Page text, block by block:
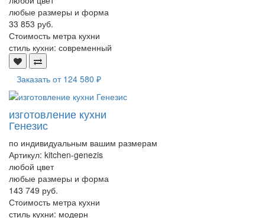
любые размеры и форма
33 853 руб.
Стоимость метра кухни
стиль кухни: современный
Заказать от 124 580 ₽
изготовление кухни
Генезис
по индивидуальным вашим размерам
Артикул: kitchen-genezis
любой цвет
любые размеры и форма
143 749 руб.
Стоимость метра кухни
стиль кухни: модерн